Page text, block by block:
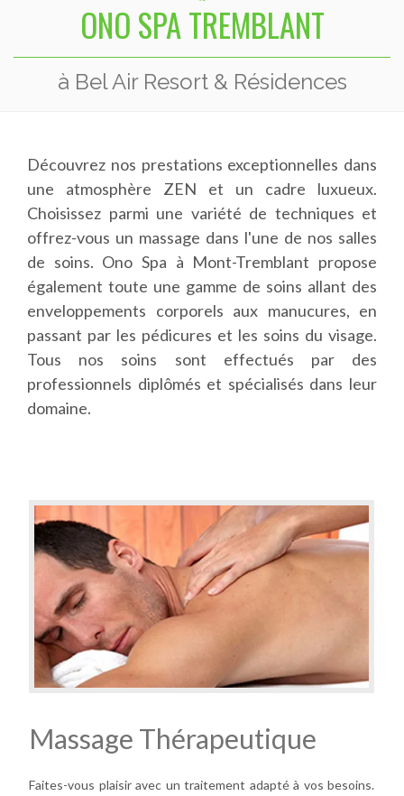
ONO SPA TREMBLANT
à Bel Air Resort & Résidences
Découvrez nos prestations exceptionnelles dans
une atmosphère ZEN et un cadre luxueux.
Choisissez parmi une variété de techniques et
offrez-vous un massage dans l'une de nos salles
de soins. Ono Spa à Mont-Tremblant propose
également toute une gamme de soins allant des
enveloppements corporels aux manucures, en
passant par les pédicures et les soins du visage.
Tous nos soins sont effectués par des
professionnels diplômés et spécialisés dans leur
domaine.
Massage Thérapeutique
Faites-vous plaisir avec un traitement adapté à vos besoins.